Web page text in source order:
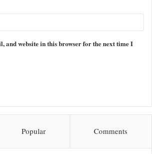
and website in this browser for the next time I
Popular Comments